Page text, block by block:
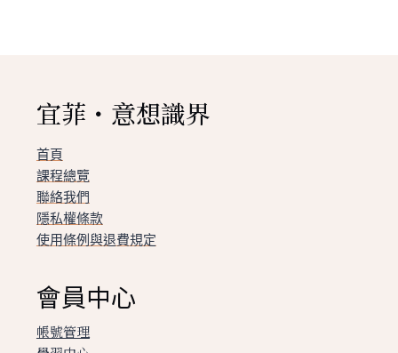
宜菲・意想識界
首頁
課程總覽
聯絡我們
隱私權條款
使用條例與退費規定
會員中心
帳號管理